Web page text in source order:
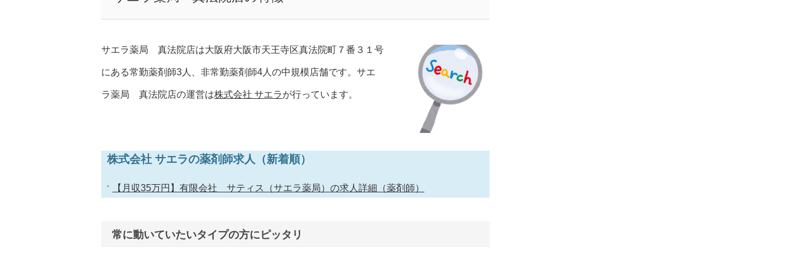
サエラ薬局 真法院店は大阪府大阪市天王寺区真法院町７番３１号
にある常勤薬剤師3人、非常勤薬剤師4人の中規模店舗です。サエ
ラ薬局 真法院店の運営は株式会社 サエラが行っています。
株式会社 サエラの薬剤師求人（新着順）
【月収35万円】有限会社 サティス（サエラ薬局）の求人詳細（薬剤師）
常に動いていたいタイプの方にピッタリ